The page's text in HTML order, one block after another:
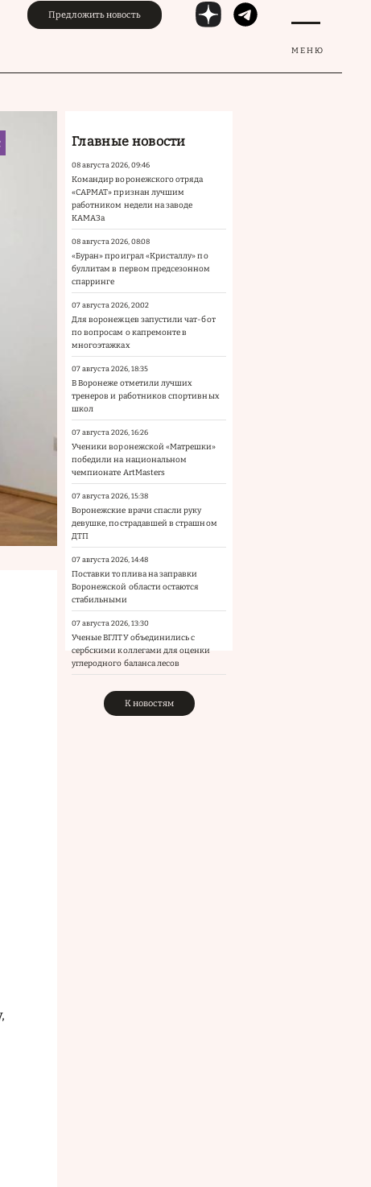
МЕНЮ
Предложить новость
Главные новости
08 августа 2026, 09:46
Командир воронежского отряда
«САРМАТ» признан лучшим
работником недели на заводе
КАМАЗа
08 августа 2026, 08:08
«Буран» проиграл «Кристаллу» по
буллитам в первом предсезонном
спарринге
07 августа 2026, 20:02
Для воронежцев запустили чат-бот
по вопросам о капремонте в
многоэтажках
07 августа 2026, 18:35
В Воронеже отметили лучших
тренеров и работников спортивных
школ
07 августа 2026, 16:26
Ученики воронежской «Матрешки»
победили на национальном
чемпионате ArtMasters
07 августа 2026, 15:38
Воронежские врачи спасли руку
девушке, пострадавшей в страшном
ДТП
07 августа 2026, 14:48
Поставки топлива на заправки
Воронежской области остаются
стабильными
07 августа 2026, 13:30
Ученые ВГЛТУ объединились с
сербскими коллегами для оценки
углеродного баланса лесов
К новостям